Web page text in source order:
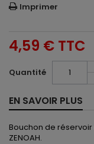
Imprimer
4,59 € TTC
Quantité
EN SAVOIR PLUS
Bouchon de réservoir
ZENOAH.